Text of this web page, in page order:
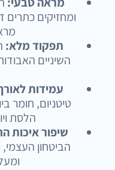
ומחזיקים כתרים
תפקוד מלא:
השיניים
עמידות
טיטניום, חומר
הלסת
שיפור איכות
הביטחון